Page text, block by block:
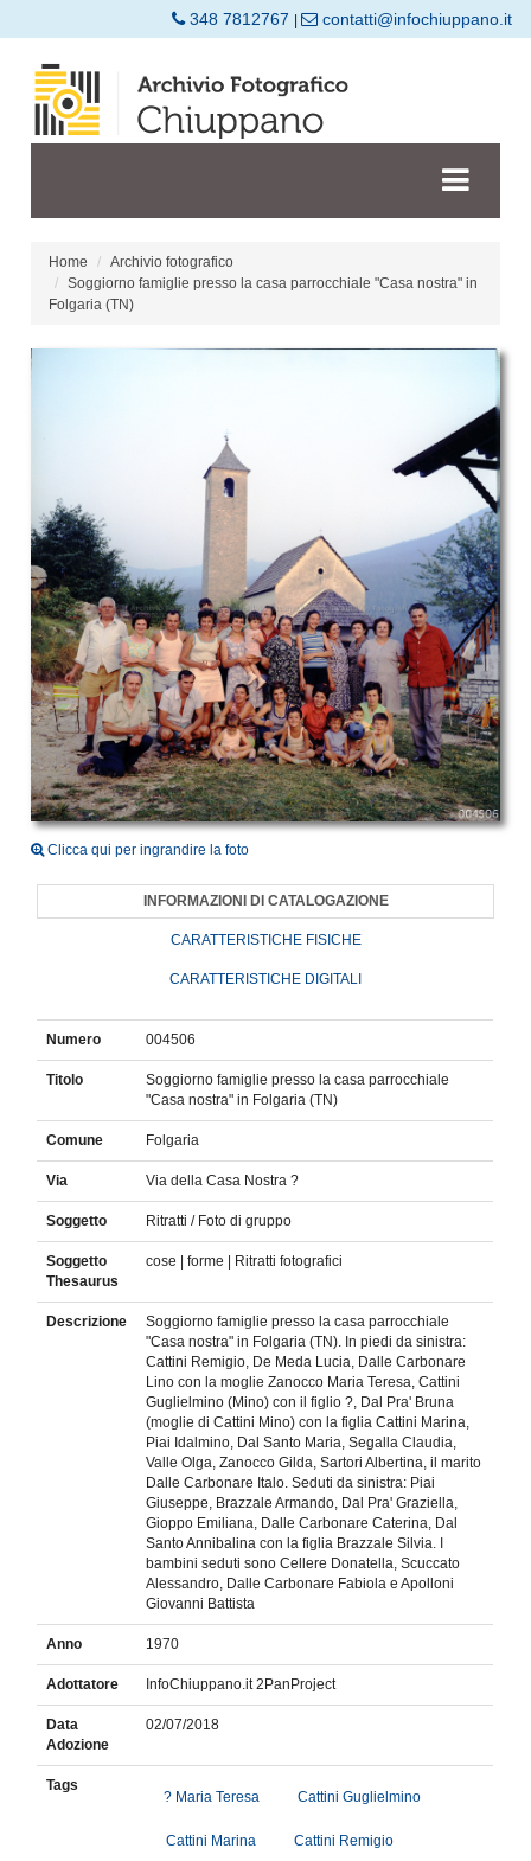
348 7812767 contatti@infochiuppano.it
Home
Archivio fotografico
Soggiorno famiglie presso la casa parrocchiale "Casa nostra" in
Folgaria (TN)
Clicca qui per ingrandire la foto
INFORMAZIONI DI CATALOGAZIONE
CARATTERISTICHE FISICHE
CARATTERISTICHE DIGITALI
Numero 004506
Titolo
Soggiorno famiglie presso la casa parrocchiale
"Casa nostra" in Folgaria (TN)
Comune Folgaria
Via Via della Casa Nostra ?
Soggetto Ritratti / Foto di gruppo
Soggetto
Thesaurus
cose | forme | Ritratti fotografici
Descrizione
Soggiorno famiglie presso la casa parrocchiale
"Casa nostra" in Folgaria (TN). In piedi da sinistra:
Cattini Remigio, De Meda Lucia, Dalle Carbonare
Lino con la moglie Zanocco Maria Teresa, Cattini
Guglielmino (Mino) con il figlio ?, Dal Pra' Bruna
(moglie di Cattini Mino) con la figlia Cattini Marina,
Piai Idalmino, Dal Santo Maria, Segalla Claudia,
Valle Olga, Zanocco Gilda, Sartori Albertina, il marito
Dalle Carbonare Italo. Seduti da sinistra: Piai
Giuseppe, Brazzale Armando, Dal Pra' Graziella,
Gioppo Emiliana, Dalle Carbonare Caterina, Dal
Santo Annibalina con la figlia Brazzale Silvia. I
bambini seduti sono Cellere Donatella, Scuccato
Alessandro, Dalle Carbonare Fabiola e Apolloni
Giovanni Battista
Anno 1970
Adottatore InfoChiuppano.it 2PanProject
Data
Adozione
02/07/2018
Tags
? Maria Teresa Cattini Guglielmino
Cattini Marina Cattini Remigio